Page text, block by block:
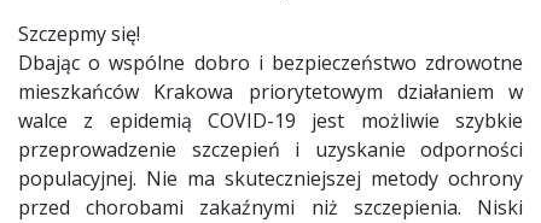
Szczepmy się!
Dbając o wspólne dobro i bezpieczeństwo zdrowotne
mieszkańców Krakowa priorytetowym działaniem w
walce z epidemią COVID-19 jest możliwie szybkie
przeprowadzenie szczepień i uzyskanie odporności
populacyjnej. Nie ma skuteczniejszej metody ochrony
przed chorobami zakaźnymi niż szczepienia. Niski